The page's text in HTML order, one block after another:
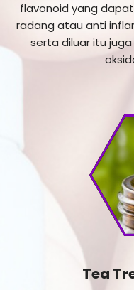
flavonoid yang
radang atau anti
serta diluar itu
Tea